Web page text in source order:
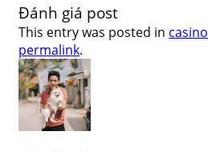
Đánh giá post
This entry was posted in casino
permalink.